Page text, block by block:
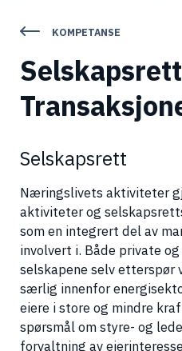
KOMPETANSE
Selskapsrett
Næringslivets aktiviteter
aktiviteter og
som en integrert del av
involvert i. Både private
selskapene selv etterspør
særlig innenfor
eiere i store og mindre
spørsmål om styre- og
forvaltning av